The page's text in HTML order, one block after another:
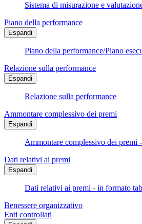
Sistema di misurazione e
Piano della performance
Espandi
Piano della performance/Piano
Relazione sulla performance
Espandi
Relazione sulla performance
Ammontare complessivo dei premi
Espandi
Ammontare complessivo dei premi
Dati relativi ai premi
Espandi
Dati relativi ai premi - in formato
Benessere organizzativo
Enti controllati